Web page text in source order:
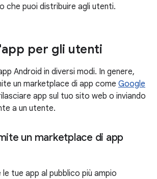
che puoi distribuire agli utenti.
per gli utenti
Android in diversi modi. In genere,
un marketplace di app come Google
app sul tuo sito web o inviando
a un utente.
un marketplace di app
tue app al pubblico più ampio